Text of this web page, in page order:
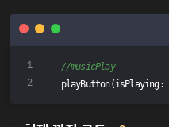
//musicPlay
playButton(isPlaying: